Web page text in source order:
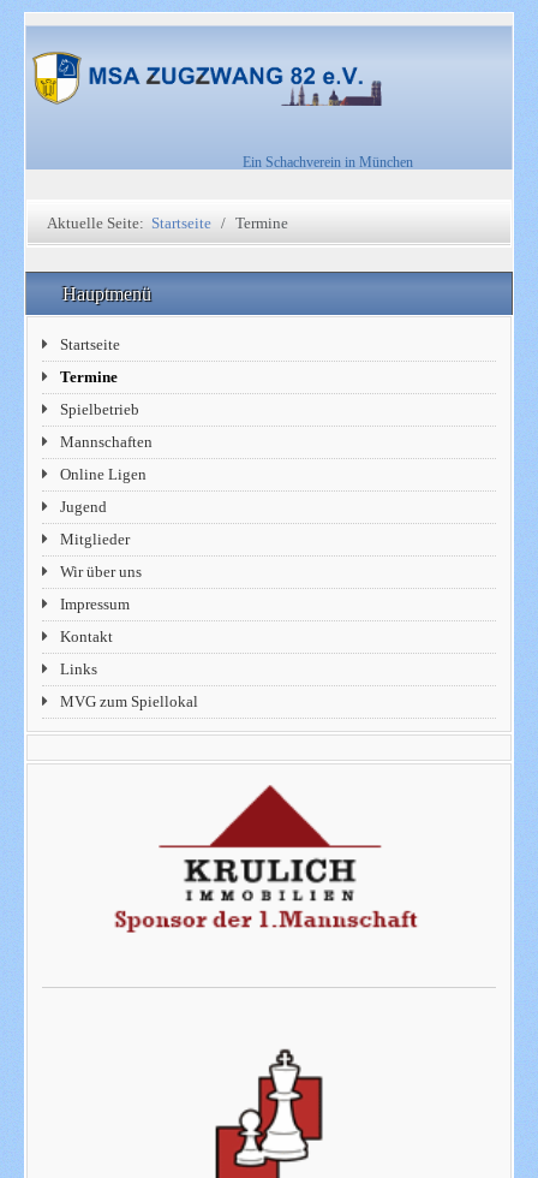
Ein Schachverein in München
Aktuelle Seite: Startseite Termine
Hauptmenü
Startseite
Termine
Spielbetrieb
Mannschaften
Online Ligen
Jugend
Mitglieder
Wir über uns
Impressum
Kontakt
Links
MVG zum Spiellokal